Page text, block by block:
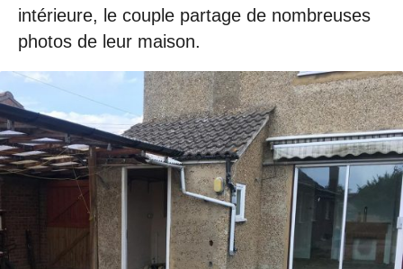
intérieure, le couple partage de nombreuses
photos de leur maison.